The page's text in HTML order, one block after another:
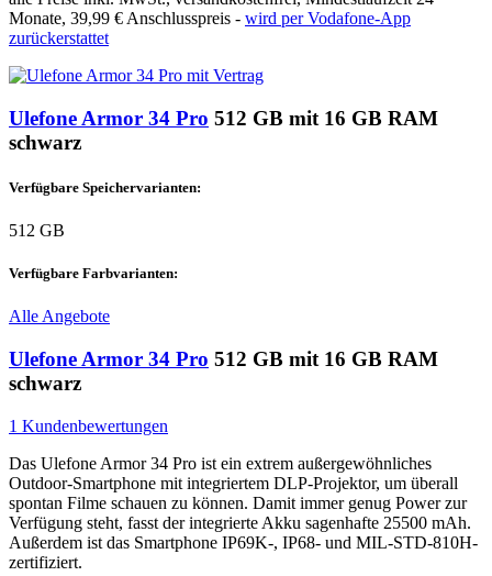
Monate, 39,99 € Anschlusspreis - wird per Vodafone-App
zurückerstattet
Ulefone Armor 34 Pro 512 GB mit 16 GB RAM
schwarz
Verfügbare Speichervarianten:
512 GB
Verfügbare Farbvarianten:
Alle Angebote
Ulefone Armor 34 Pro 512 GB mit 16 GB RAM
schwarz
1 Kundenbewertungen
Das Ulefone Armor 34 Pro ist ein extrem außergewöhnliches
Outdoor-Smartphone mit integriertem DLP-Projektor, um überall
spontan Filme schauen zu können. Damit immer genug Power zur
Verfügung steht, fasst der integrierte Akku sagenhafte 25500 mAh.
Außerdem ist das Smartphone IP69K-, IP68- und MIL-STD-810H-
zertifiziert.